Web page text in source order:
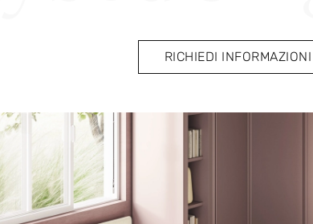
RICHIEDI INFORMAZIONI